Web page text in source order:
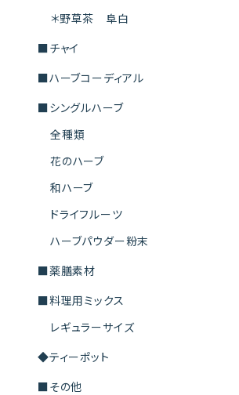
＊野草茶 阜白
■チャイ
■ハーブコーディアル
■シングルハーブ
全種類
花のハーブ
和ハーブ
ドライフルーツ
ハーブパウダー粉末
■薬膳素材
■料理用ミックス
レギュラーサイズ
◆ティーポット
■その他